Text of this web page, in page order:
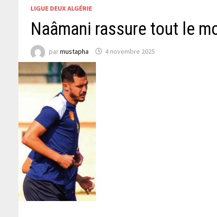
LIGUE DEUX ALGÉRIE
Naâmani rassure tout le
parmustapha 4 novembre 2025